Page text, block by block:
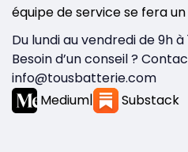
équipe de service se fera
Du lundi au vendredi de 9h à
Besoin d’un conseil ?
info@tousbatterie.com
Medium| Substack